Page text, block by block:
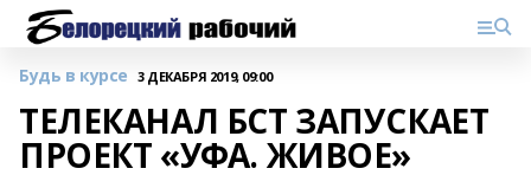
Будь в курсе 3 ДЕКАБРЯ 2019, 09:00
ТЕЛЕКАНАЛ БСТ ЗАПУСКАЕТ
ПРОЕКТ «УФА. ЖИВОЕ»